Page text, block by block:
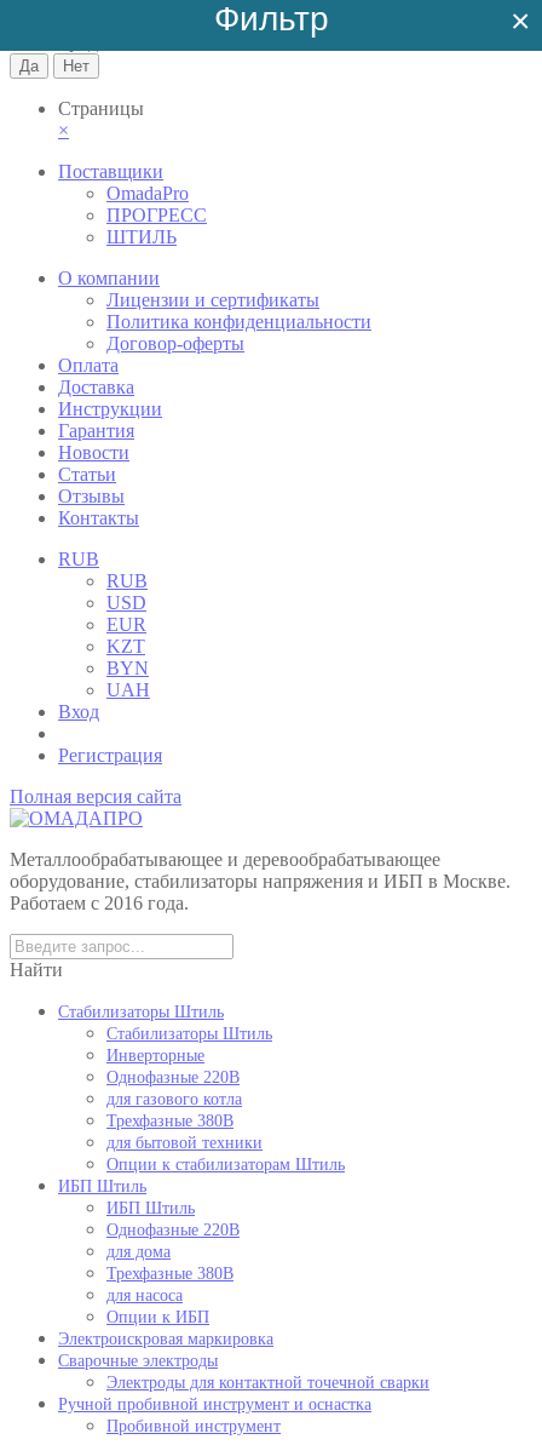
Страницы
×
Поставщики
OmadaPro
ПРОГРЕСС
ШТИЛЬ
О компании
Лицензии и сертификаты
Политика конфиденциальности
Договор-оферты
Оплата
Доставка
Инструкции
Гарантия
Новости
Cтатьи
Отзывы
Контакты
RUB
RUB
USD
EUR
KZT
BYN
UAH
Вход
Регистрация
Полная версия сайта
Металлообрабатывающее и деревообрабатывающее
оборудование, стабилизаторы напряжения и ИБП в Москве.
Работаем с 2016 года.
Найти
Стабилизаторы Штиль
Стабилизаторы Штиль
Инверторные
Однофазные 220В
для газового котла
Трехфазные 380В
для бытовой техники
Опции к стабилизаторам Штиль
ИБП Штиль
ИБП Штиль
Однофазные 220В
для дома
Трехфазные 380В
для насоса
Опции к ИБП
Электроискровая маркировка
Сварочные электроды
Электроды для контактной точечной сварки
Ручной пробивной инструмент и оснастка
Пробивной инструмент
Фильтр ×